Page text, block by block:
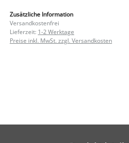
Zusätzliche Information
Versandkostenfrei
Lieferzeit: 1-2 Werktage
Preise inkl. MwSt. zzgl. Versandkosten